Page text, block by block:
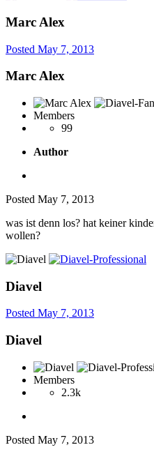
Marc Alex
Posted May 7, 2013
Marc Alex
Members
99
Author
Posted May 7, 2013
was ist denn los? hat keiner
wollen?
Diavel
Posted May 7, 2013
Diavel
Members
2.3k
Posted May 7, 2013